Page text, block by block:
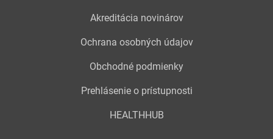
Akreditácia novinárov
Ochrana osobných údajov
Obchodné podmienky
Prehlásenie o prístupnosti
HEALTHHUB